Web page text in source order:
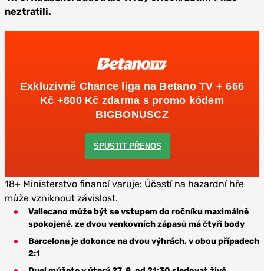
neztratili.
Exkluzivně Chance liga na Betano TV + 666
Kč +600 Kč zdarma s promo kódem
BIGBONUSCZ
SPUSTIT PŘENOS
18+ Ministerstvo financí varuje: Účastí na hazardní hře
může vzniknout závislost.
Vallecano může být se vstupem do ročníku maximálně
spokojené, ze dvou venkovních zápasů má čtyři body
Barcelona je dokonce na dvou výhrách, v obou případech
2:1